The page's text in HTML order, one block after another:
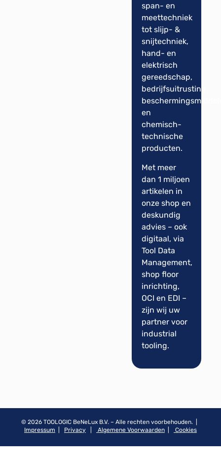
span- en
meettechniek
tot slijp- &
snijtechniek,
hand- en
elektrisch
gereedschap,
bedrijfsuitrusting,
en
chemisch-
technische
producten.
Met meer
dan 1 miljoen
artikelen in
onze shop en
deskundig
advies – ook
digitaal, via
Tool Data
Management,
shop floor
inrichting,
OCI en EDI –
zijn wij uw
partner voor
industrial
tooling.
© 2026 TOOLOGIC BeNeLux B.V. – Alle rechten voorbehouden. |
Impressum
Privacy Algemene Voorwaarden Cookies